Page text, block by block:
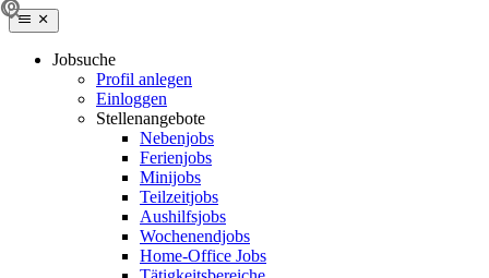
Jobsuche
Profil anlegen
Einloggen
Stellenangebote
Nebenjobs
Ferienjobs
Minijobs
Teilzeitjobs
Aushilfsjobs
Wochenendjobs
Home-Office Jobs